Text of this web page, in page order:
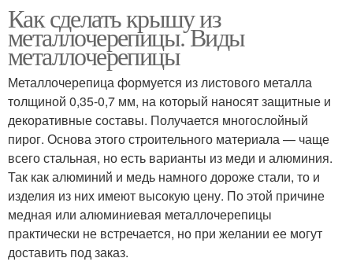
Как сделать крышу из
металлочерепицы. Виды
металлочерепицы
Металлочерепица формуется из листового металла
толщиной 0,35-0,7 мм, на который наносят защитные и
декоративные составы. Получается многослойный
пирог. Основа этого строительного материала — чаще
всего стальная, но есть варианты из меди и алюминия.
Так как алюминий и медь намного дороже стали, то и
изделия из них имеют высокую цену. По этой причине
медная или алюминиевая металлочерепицы
практически не встречается, но при желании ее могут
доставить под заказ.